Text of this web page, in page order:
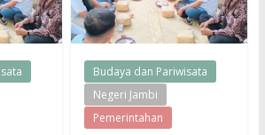
Budaya dan Pariwisata
Negeri Jambi
Pemerintahan